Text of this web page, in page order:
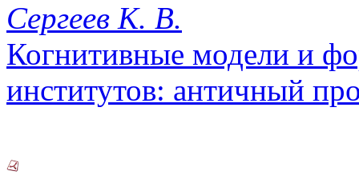
Сергеев К. В.
Когнитивные модели и
институтов: античный